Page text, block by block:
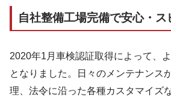
自社整備工場完備で安心・ス
2020年1月車検認証取得によって、
となりました。日々のメンテナンス
理、法令に沿った各種カスタマイズ